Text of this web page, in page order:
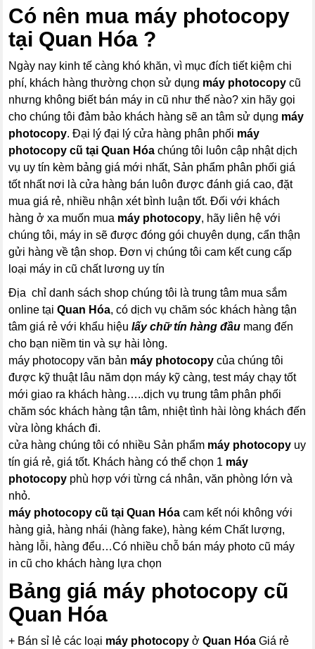
Có nên mua máy photocopy
tại Quan Hóa ?
Ngày nay kinh tế càng khó khăn, vì mục đích tiết kiệm chi
phí, khách hàng thường chọn sử dụng máy photocopy cũ
nhưng không biết bán máy in cũ như thế nào? xin hãy gọi
cho chúng tôi đảm bảo khách hàng sẽ an tâm sử dụng máy
photocopy. Đại lý đại lý cửa hàng phân phối máy
photocopy cũ tại Quan Hóa chúng tôi luôn cập nhật dịch
vụ uy tín kèm bảng giá mới nhất, Sản phẩm phân phối giá
tốt nhất nơi là cửa hàng bán luôn được đánh giá cao, đặt
mua giá rẻ, nhiều nhận xét bình luận tốt. Đối với khách
hàng ở xa muốn mua máy photocopy, hãy liên hệ với
chúng tôi, máy in sẽ được đóng gói chuyên dụng, cẩn thận
gửi hàng về tận shop. Đơn vị chúng tôi cam kết cung cấp
loại máy in cũ chất lương uy tín
Địa chỉ danh sách shop chúng tôi là trung tâm mua sắm
online tạiQuan Hóa, có dịch vụ chăm sóc khách hàng tận
tâm giá rẻ với khẩu hiệulấy chữ tín hàng đầu mang đến
cho bạn niềm tin và sự hài lòng.
máy photocopy văn bản máy photocopy của chúng tôi
được kỹ thuật lâu năm dọn máy kỹ càng, test máy chạy tốt
mới giao ra khách hàng…..dịch vụ trung tâm phân phối
chăm sóc khách hàng tận tâm, nhiệt tình hài lòng khách đến
vừa lòng khách đi.
cửa hàng chúng tôi có nhiều Sản phẩm máy photocopy uy
tín giá rẻ, giá tốt. Khách hàng có thể chọn 1 máy
photocopy phù hợp với từng cá nhân, văn phòng lớn và
nhỏ.
máy photocopy cũ tại Quan Hóa cam kết nói không với
hàng giả, hàng nhái (hàng fake), hàng kém Chất lượng,
hàng lỗi, hàng đểu…Có nhiều chỗ bán máy photo cũ máy
in cũ cho khách hàng lựa chọn
Bảng giá máy photocopy cũ
Quan Hóa
+ Bán sỉ lẻ các loại máy photocopy ởQuan Hóa Giá rẻ